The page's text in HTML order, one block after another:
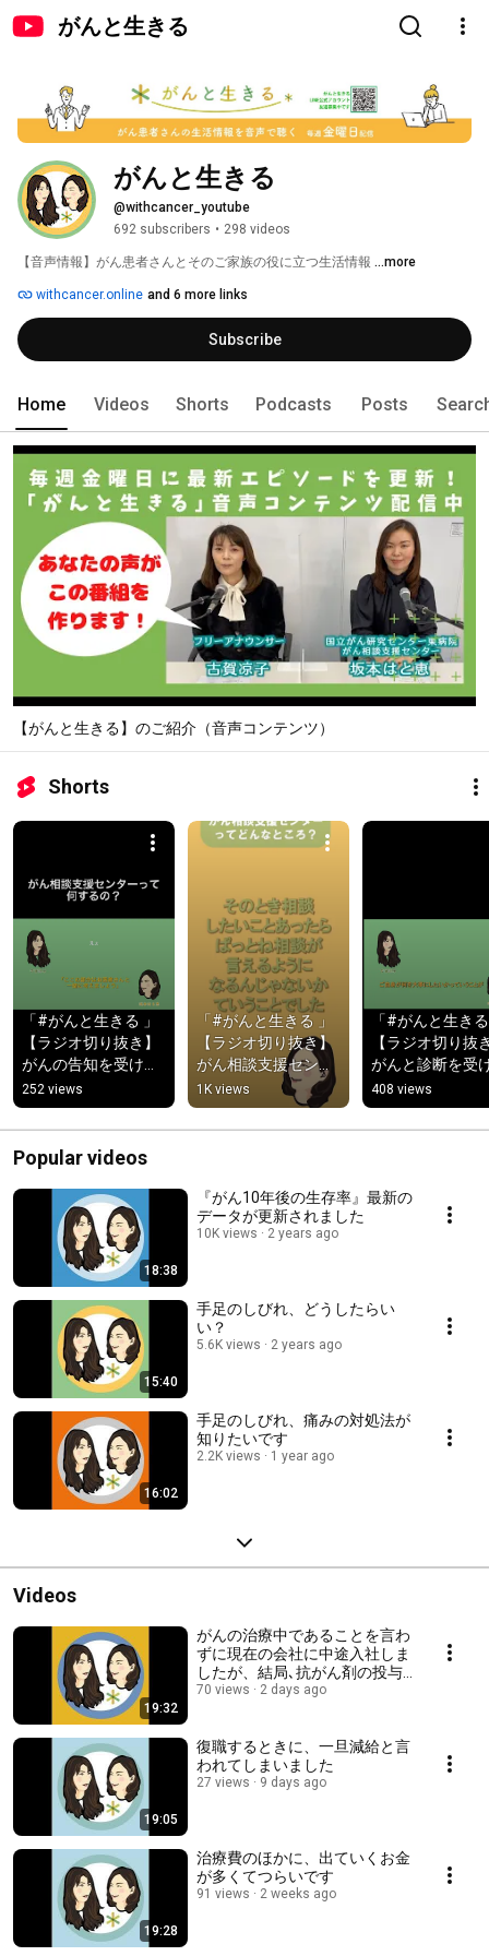
がんと生きる
がんと生きる
@withcancer_youtube
692 subscribers • 298 videos
【音声情報】がん患者さんとそのご家族の役に立つ生活情報 ...more
withcancer.online and 6 more links
Subscribe
Home Videos Shorts Podcasts Posts
【がんと生きる】のご紹介（音声コンテンツ）
Shorts
「#がんと生きる 」
【ラジオ切り抜き】
がんの告知を受けた
あなたに がん相談支
援センターってどん
な場所？ #文字起こ
し
252 views
「#がんと生きる 」
【ラジオ切り抜き】
がん相談支援センタ
ーってどんなとこ
ろ？ #文字起こし
1K views
「#がんと生き
【ラジオ切り抜
がんと診断を受
からの病院選び
字起こし
408 views
Popular videos
18:38
『がん10年後の生存率』最新の
データが更新されました
10K views 2 years ago
15:40
手足のしびれ、どうしたらい
い？
5.6K views 2 years ago
16:02
手足のしびれ、痛みの対処法が
知りたいです
2.2K views 1 year ago
Videos
19:32
がんの治療中であることを言わ
ずに現在の会社に中途入社しま
したが、結局､抗がん剤の投与
日や通院日の申請で会社にいわ
70 views 2 days ago
19:05
復職するときに、一旦減給と言
われてしまいました
27 views 9 days ago
19:28
治療費のほかに、出ていくお金
が多くてつらいです
91 views 2 weeks ago